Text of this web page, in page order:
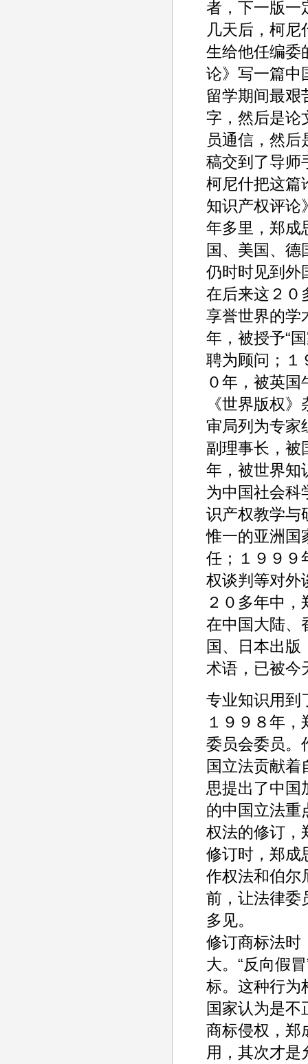
者，下一版一
几天后，柯尼
生给他任编委
论》写一篇中
留学期间最艰
字，然后是论
员通信，然后
稿交到了导师
柯尼什把这篇
知识产权评论
年多里，郑成
国、美国、德
仍时时见到外
在后来这２０
享誉世界的学
年，被授予“
聘为顾问；１
０年，被英
《世界版权
审局列为专家
副理事长，被
年，被世界知
为中国社会科
识产权教学与
惟一的亚洲国
任；１９９９
权谈判等对外
２０多年中
在中国大陆、
国、日本出版
术语，已被今
专业知识用到
１９９８年
委员会委员。
国立法贡献着
思提出了中国
的中国立法重
权法的修订，
修订时，郑成
作权法和伯尔
前，让法律委
多见。
修订商标法时
大。“反向假
标。这种行为
国家认为是不
商标侵权，郑
用，其次才是